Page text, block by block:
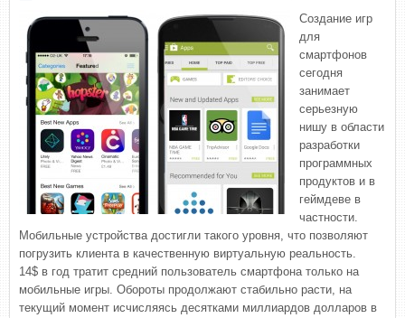
Создание игр
для
смартфонов
сегодня
занимает
серьезную
нишу в области
разработки
программных
продуктов и в
геймдеве в
частности.
Мобильные устройства достигли такого уровня, что позволяют
погрузить клиента в качественную виртуальную реальность.
14$ в год тратит средний пользователь смартфона только на
мобильные игры. Обороты продолжают стабильно расти, на
текущий момент исчисляясь десятками миллиардов долларов в